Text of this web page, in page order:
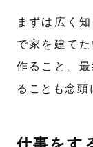
まずは広く
で家を建て
作ること。
ることも念頭